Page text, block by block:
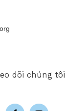
dõi chúng tôi